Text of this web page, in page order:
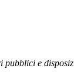
pubblici e